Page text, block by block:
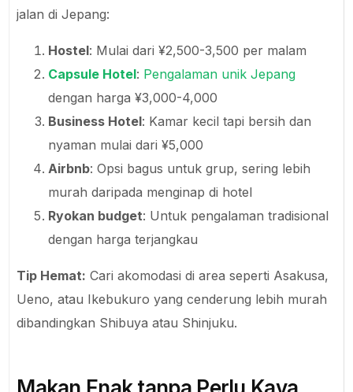
jalan di Jepang:
Hostel: Mulai dari ¥2,500-3,500 per malam
Capsule Hotel: Pengalaman unik Jepang
dengan harga ¥3,000-4,000
Business Hotel: Kamar kecil tapi bersih dan
nyaman mulai dari ¥5,000
Airbnb: Opsi bagus untuk grup, sering lebih
murah daripada menginap di hotel
Ryokan budget: Untuk pengalaman tradisional
dengan harga terjangkau
Tip Hemat: Cari akomodasi di area seperti Asakusa,
Ueno, atau Ikebukuro yang cenderung lebih murah
dibandingkan Shibuya atau Shinjuku.